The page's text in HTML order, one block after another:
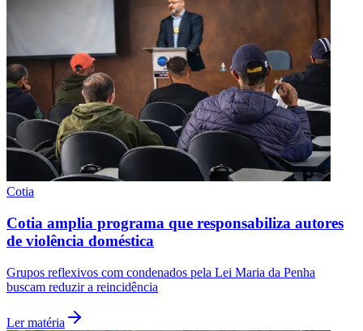
Santos
Cotia
Cotia amplia programa que responsabiliza autores
de violência doméstica
Grupos reflexivos com condenados pela Lei Maria da Penha
buscam reduzir a reincidência
Ler matéria